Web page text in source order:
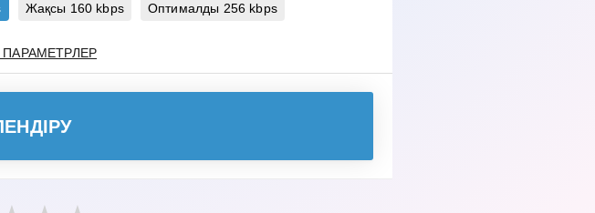
Жақсы 160 kbps Оптималды 256 kbps